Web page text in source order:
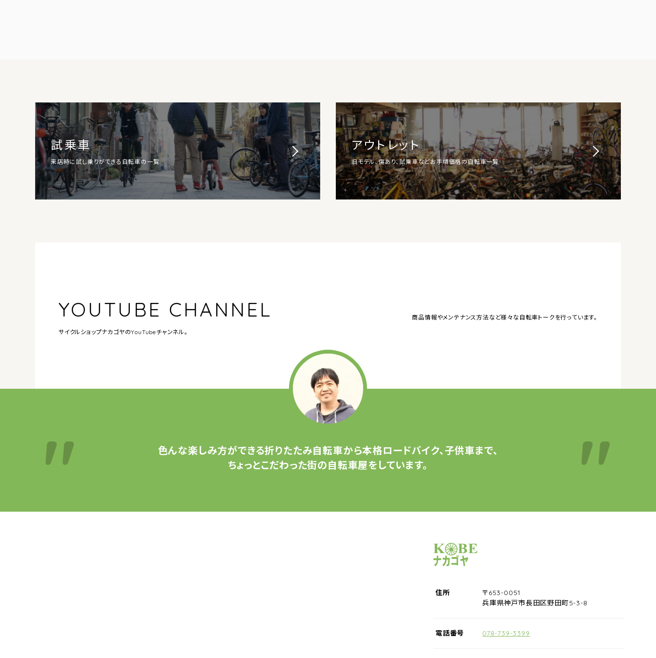
試乗車
来店時に試し乗りができる自転車の一覧
アウトレット
旧モデル、傷あり、試乗車などお手頃価格の自転車一覧
YOUTUBE CHANNEL
サイクルショップナカゴヤのYouTubeチャンネル。
商品情報やメンテナンス方法など様々な自転車トークを行っています。
色んな楽しみ方ができる折りたたみ自転車から本格ロードバイク、子供車まで、
ちょっとこだわった街の自転車屋をしています。
サイクルショップナカゴヤ
住所
〒653-0051
兵庫県神戸市長田区野田町5-3-8
電話番号 078-739-3399